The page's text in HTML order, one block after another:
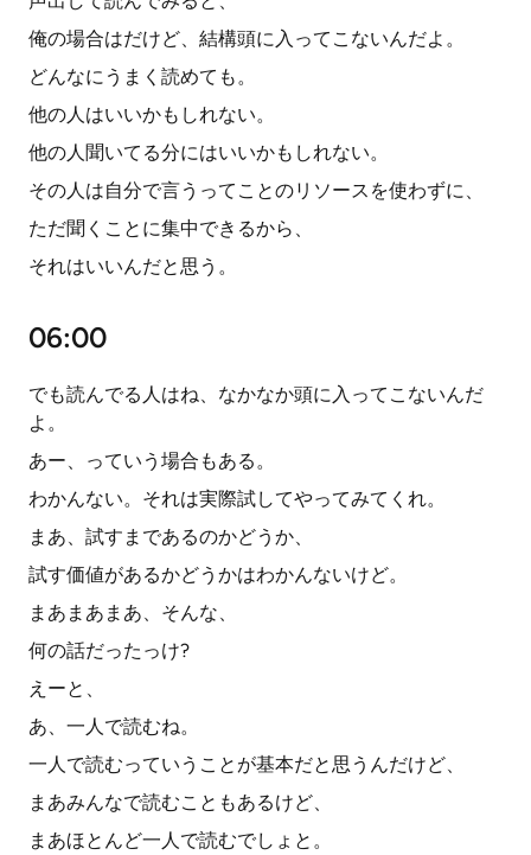
俺の場合はだけど、結構頭に入ってこないんだよ。
どんなにうまく読めても。
他の人はいいかもしれない。
他の人聞いてる分にはいいかもしれない。
その人は自分で言うってことのリソースを使わずに、
ただ聞くことに集中できるから、
それはいいんだと思う。
06:00
でも読んでる人はね、なかなか頭に入ってこないんだ
よ。
あー、っていう場合もある。
わかんない。それは実際試してやってみてくれ。
まあ、試すまであるのかどうか、
試す価値があるかどうかはわかんないけど。
まあまあまあ、そんな、
何の話だったっけ?
えーと、
あ、一人で読むね。
一人で読むっていうことが基本だと思うんだけど、
まあみんなで読むこともあるけど、
まあほとんど一人で読むでしょと。